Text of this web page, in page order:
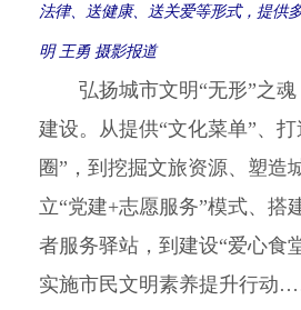
法律、送健康、送关爱等形式，提供
明 王勇 摄影报道
弘扬城市文明“无形”之魂
建设。从提供“文化菜单”、
圈”，到挖掘文旅资源、塑造
立“党建+志愿服务”模式、搭
者服务驿站，到建设“爱心食
实施市民文明素养提升行动